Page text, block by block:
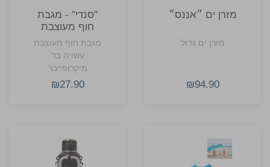
מזרן ים ״אננס״
מזרן ים גדול
₪94.90
"סנדי" - מגבת
חוף מעוצבת
מגבת חוף מעוצבת
עשויה בד
מיקרופייבר
₪27.90